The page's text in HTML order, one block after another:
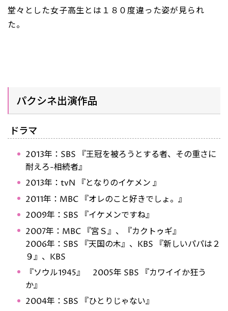
堂々とした女子高生とは１８０度違った姿が見られ
た。
パクシネ出演作品
ドラマ
2013年：SBS 『王冠を被ろうとする者、その重さに
耐えろ-相続者』
2013年：tvN 『となりのイケメン 』
2011年：MBC 『オレのこと好きでしょ。』
2009年：SBS 『イケメンですね』
2007年：MBC 『宮Ｓ』、『カクトゥギ』
2006年：SBS 『天国の木』、KBS 『新しいパパは２
９』、KBS
『ソウル1945』 2005年 SBS 『カワイイか狂う
か』
2004年：SBS 『ひとりじゃない』